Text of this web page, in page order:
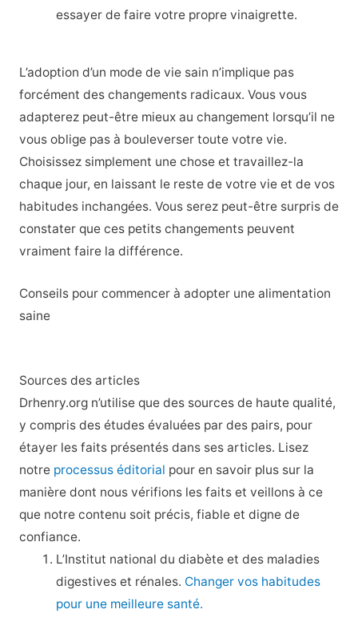
essayer de faire votre propre vinaigrette.
L’adoption d’un mode de vie sain n’implique pas
forcément des changements radicaux. Vous vous
adapterez peut-être mieux au changement lorsqu’il ne
vous oblige pas à bouleverser toute votre vie.
Choisissez simplement une chose et travaillez-la
chaque jour, en laissant le reste de votre vie et de vos
habitudes inchangées. Vous serez peut-être surpris de
constater que ces petits changements peuvent
vraiment faire la différence.
Conseils pour commencer à adopter une alimentation
saine
Sources des articles
Drhenry.org n’utilise que des sources de haute qualité,
y compris des études évaluées par des pairs, pour
étayer les faits présentés dans ses articles. Lisez
notre processus éditorial pour en savoir plus sur la
manière dont nous vérifions les faits et veillons à ce
que notre contenu soit précis, fiable et digne de
confiance.
L’Institut national du diabète et des maladies
digestives et rénales. Changer vos habitudes
pour une meilleure santé.